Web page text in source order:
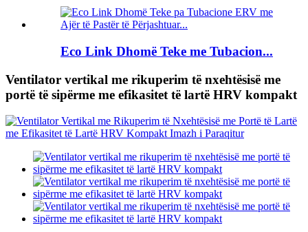
Eco Link Dhomë Teke me Tubacion...
Ventilator vertikal me rikuperim të nxehtësisë me
portë të sipërme me efikasitet të lartë HRV kompakt